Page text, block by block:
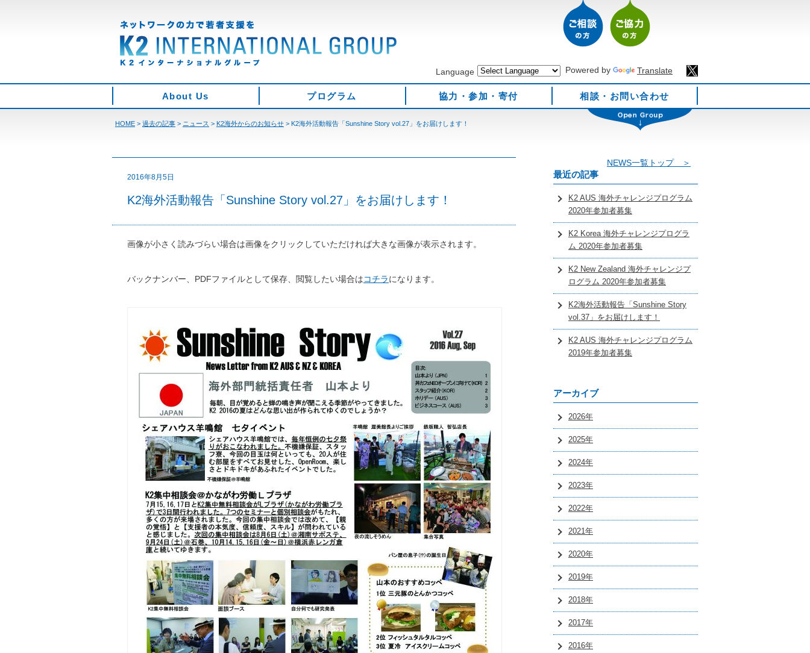
Language Powered by Translate
About Us プログラム 協力・参加・寄付 相談・お問い合わせ
HOME > 過去の記事 > ニュース > K2海外からのお知らせ > K2海外活動報告「Sunshine Story vol.27」をお届けします！
2016年8月5日
K2海外活動報告「Sunshine Story vol.27」をお届けします！
画像が小さく読みづらい場合は画像をクリックしていただければ大きな画像が表示されます。
バックナンバー、PDFファイルとして保存、閲覧したい場合はコチラになります。
NEWS一覧トップ ＞
最近の記事
K2 AUS 海外チャレンジプログラム
2020年参加者募集
K2 Korea 海外チャレンジプログラ
ム 2020年参加者募集
K2 New Zealand 海外チャレンジプ
ログラム 2020年参加者募集
K2海外活動報告「Sunshine Story
vol.37」をお届けします！
K2 AUS 海外チャレンジプログラム
2019年参加者募集
アーカイブ
2026年
2025年
2024年
2023年
2022年
2021年
2020年
2019年
2018年
2017年
2016年